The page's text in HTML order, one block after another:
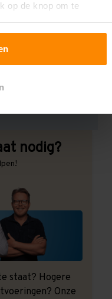
op de knop om te
nodig?
staat? Hogere
Onze